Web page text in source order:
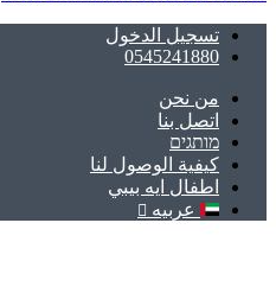
تسجيل الدخول
0545241880
ﻣﻦ ﻧﺤﻦ
اتصل بنا
מותגים
كيفية الوصول لنا
اطفال ايه بيبي
عربيه